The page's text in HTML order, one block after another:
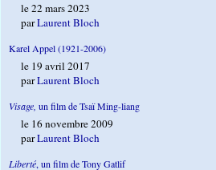
le 22 mars 2023
parLaurent Bloch
Karel Appel (1921-2006)
le 19 avril 2017
parLaurent Bloch
Visage, un film de Tsaï Ming-liang
le 16 novembre 2009
parLaurent Bloch
Liberté, un film de Tony Gatlif